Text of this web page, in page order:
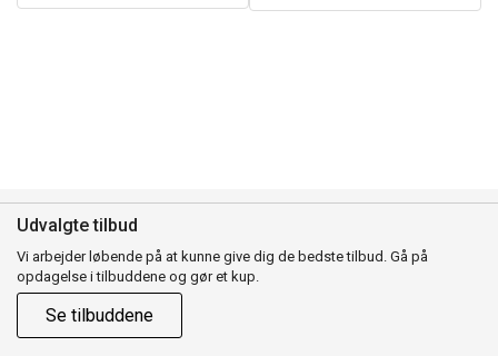
Udvalgte tilbud
Vi arbejder løbende på at kunne give dig de bedste tilbud. Gå på
opdagelse i tilbuddene og gør et kup.
Se tilbuddene